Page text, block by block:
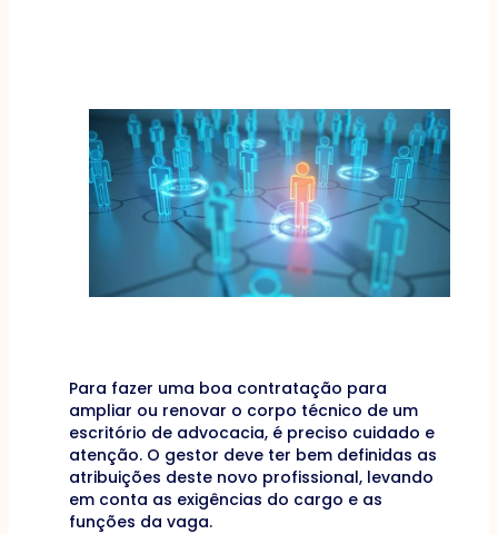
Para fazer uma boa contratação para
ampliar ou renovar o corpo técnico de um
escritório de advocacia, é preciso cuidado e
atenção. O gestor deve ter bem definidas as
atribuições deste novo profissional, levando
em conta as exigências do cargo e as
funções da vaga.